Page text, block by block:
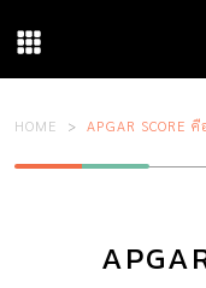
HOME APGAR SCORE